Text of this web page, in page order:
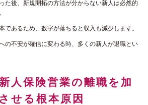
た後、新規開拓の方法が分からない新人は必然的
であるため、数字が落ちると収入も減少します。
の不安が確信に変わる時、多くの新人が退職とい
人保険営業の離職を加
せる根本原因